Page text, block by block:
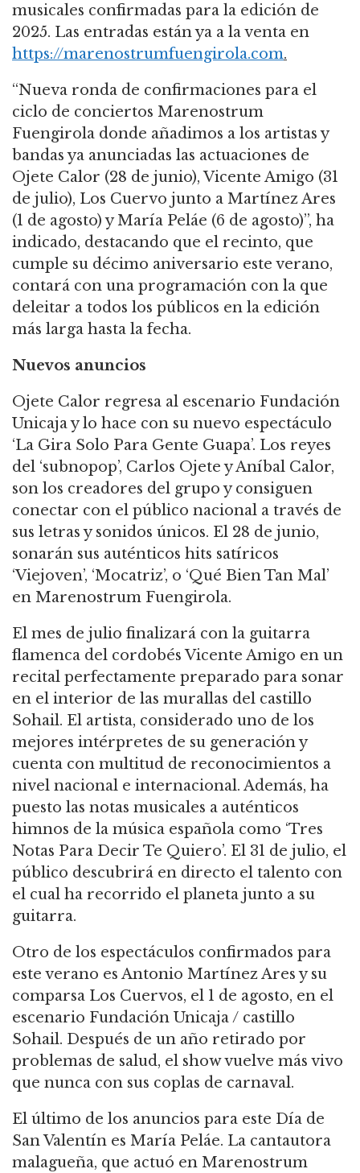
musicales confirmadas para la edición de
2025. Las entradas están ya a la venta en
https://marenostrumfuengirola.com.
“Nueva ronda de confirmaciones para el
ciclo de conciertos Marenostrum
Fuengirola donde añadimos a los artistas y
bandas ya anunciadas las actuaciones de
Ojete Calor (28 de junio), Vicente Amigo (31
de julio), Los Cuervo junto a Martínez Ares
(1 de agosto) y María Peláe (6 de agosto)”, ha
indicado, destacando que el recinto, que
cumple su décimo aniversario este verano,
contará con una programación con la que
deleitar a todos los públicos en la edición
más larga hasta la fecha.
Nuevos anuncios
Ojete Calor regresa al escenario Fundación
Unicaja y lo hace con su nuevo espectáculo
‘La Gira Solo Para Gente Guapa’. Los reyes
del ‘subnopop’, Carlos Ojete y Aníbal Calor,
son los creadores del grupo y consiguen
conectar con el público nacional a través de
sus letras y sonidos únicos. El 28 de junio,
sonarán sus auténticos hits satíricos
‘Viejoven’, ‘Mocatriz’, o ‘Qué Bien Tan Mal’
en Marenostrum Fuengirola.
El mes de julio finalizará con la guitarra
flamenca del cordobés Vicente Amigo en un
recital perfectamente preparado para sonar
en el interior de las murallas del castillo
Sohail. El artista, considerado uno de los
mejores intérpretes de su generación y
cuenta con multitud de reconocimientos a
nivel nacional e internacional. Además, ha
puesto las notas musicales a auténticos
himnos de la música española como ‘Tres
Notas Para Decir Te Quiero’. El 31 de julio, el
público descubrirá en directo el talento con
el cual ha recorrido el planeta junto a su
guitarra.
Otro de los espectáculos confirmados para
este verano es Antonio Martínez Ares y su
comparsa Los Cuervos, el 1 de agosto, en el
escenario Fundación Unicaja / castillo
Sohail. Después de un año retirado por
problemas de salud, el show vuelve más vivo
que nunca con sus coplas de carnaval.
El último de los anuncios para este Día de
San Valentín es María Peláe. La cantautora
malagueña, que actuó en Marenostrum